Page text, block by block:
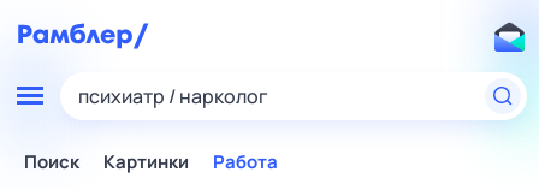
психиатр / нарколог
Поиск Картинки Работа